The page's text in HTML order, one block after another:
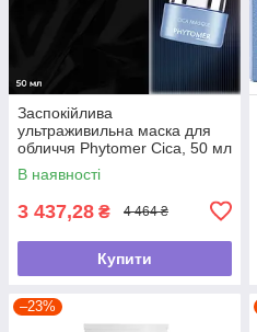
Заспокійлива
ультраживильна маска для
обличчя Phytomer Cica, 50 мл
В наявності
3 437,28 ₴ 4 464 ₴
Купити
–23%